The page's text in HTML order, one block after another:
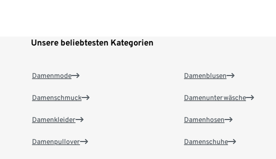
Unsere beliebtesten Kategorien
Damenmode
Damenschmuck
Damenkleider
Damenpullover
Damenblusen
Damenunterwäsche
Damenhosen
Damenschuhe